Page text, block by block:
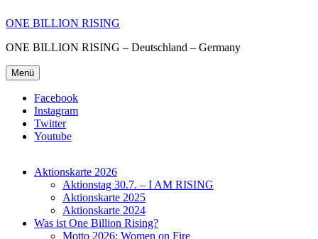
ONE BILLION RISING
ONE BILLION RISING – Deutschland – Germany
Menü
Facebook
Instagram
Twitter
Youtube
Aktionskarte 2026
Aktionstag 30.7. – I AM RISING
Aktionskarte 2025
Aktionskarte 2024
Was ist One Billion Rising?
Motto 2026: Women on Fire